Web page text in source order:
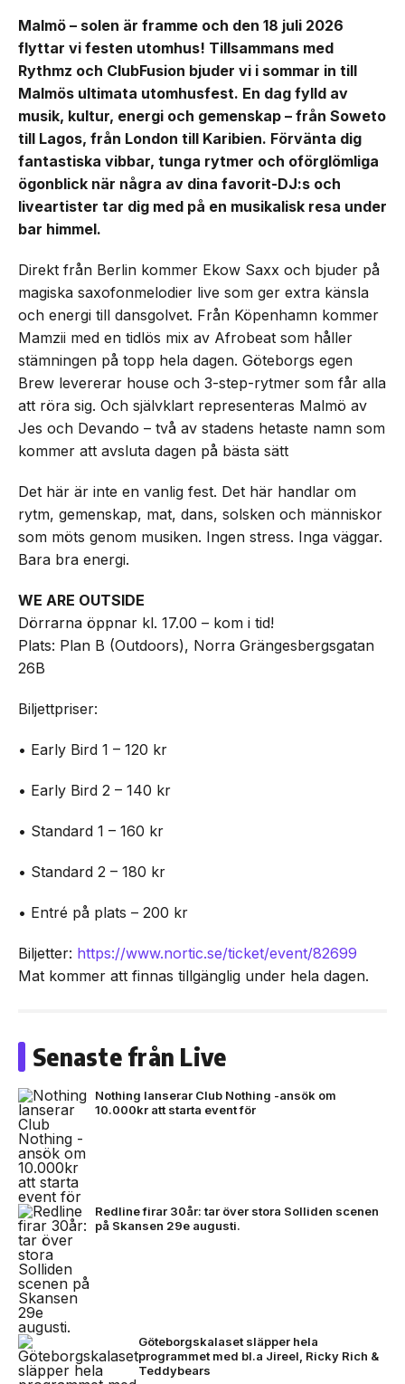
Malmö – solen är framme och den 18 juli 2026
flyttar vi festen utomhus! Tillsammans med
Rythmz och ClubFusion bjuder vi i sommar in till
Malmös ultimata utomhusfest. En dag fylld av
musik, kultur, energi och gemenskap – från Soweto
till Lagos, från London till Karibien. Förvänta dig
fantastiska vibbar, tunga rytmer och oförglömliga
ögonblick när några av dina favorit-DJ:s och
liveartister tar dig med på en musikalisk resa under
bar himmel.
Direkt från Berlin kommer Ekow Saxx och bjuder på
magiska saxofonmelodier live som ger extra känsla
och energi till dansgolvet. Från Köpenhamn kommer
Mamzii med en tidlös mix av Afrobeat som håller
stämningen på topp hela dagen. Göteborgs egen
Brew levererar house och 3-step-rytmer som får alla
att röra sig. Och självklart representeras Malmö av
Jes och Devando – två av stadens hetaste namn som
kommer att avsluta dagen på bästa sätt
Det här är inte en vanlig fest. Det här handlar om
rytm, gemenskap, mat, dans, solsken och människor
som möts genom musiken. Ingen stress. Inga väggar.
Bara bra energi.
WE ARE OUTSIDE
Dörrarna öppnar kl. 17.00 – kom i tid!
Plats: Plan B (Outdoors), Norra Grängesbergsgatan
26B
Biljettpriser:
• Early Bird 1 – 120 kr
• Early Bird 2 – 140 kr
• Standard 1 – 160 kr
• Standard 2 – 180 kr
• Entré på plats – 200 kr
Biljetter: https://www.nortic.se/ticket/event/82699
Mat kommer att finnas tillgänglig under hela dagen.
Senaste från Live
Nothing lanserar Club Nothing -ansök om
10.000kr att starta event för
Redline firar 30år: tar över stora Solliden scenen
på Skansen 29e augusti.
Göteborgskalaset släpper hela
programmet med bl.a Jireel, Ricky Rich &
Teddybears